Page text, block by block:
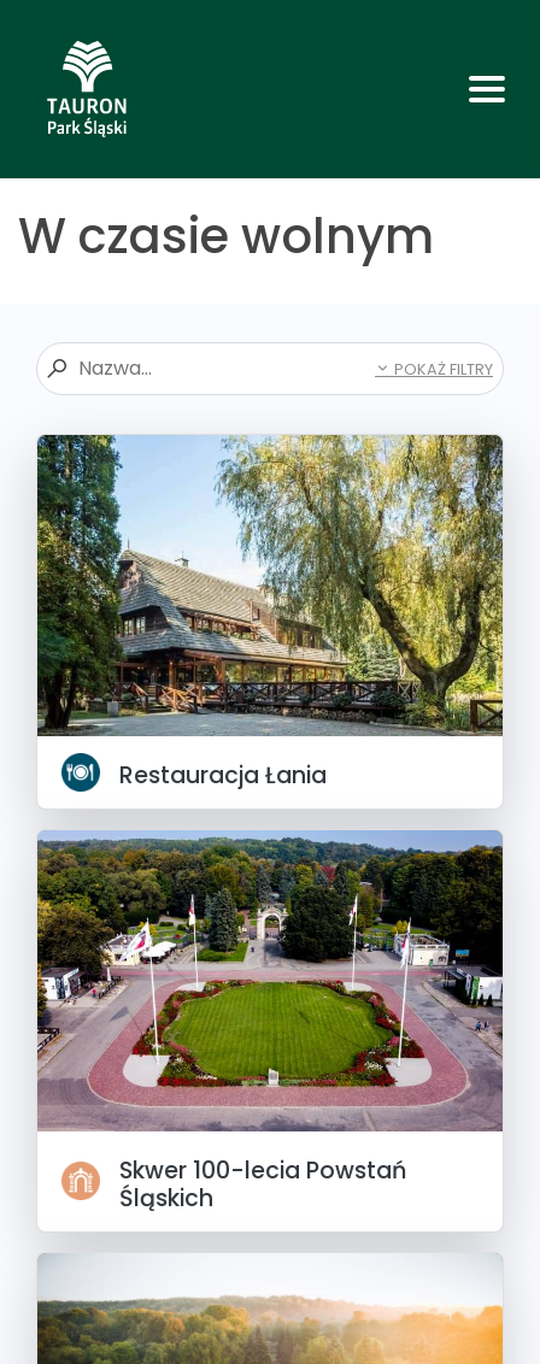
W czasie wolnym
POKAŻ FILTRY
Restauracja Łania
Skwer 100-lecia Powstań
Śląskich